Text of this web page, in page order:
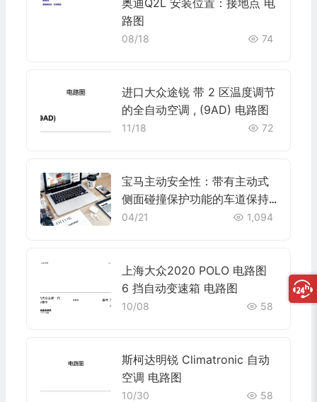
奥迪Q2L 安装位置：接地点 电
路图
08/18 74
进口大众途锐 带 2 区温度调节
的全自动空调 , (9AD) 电路图
11/18 72
宝马主动安全性：带有主动式
侧面碰撞保护功能的车道保持
辅助系统
04/21 1,094
上海大众2020 POLO 电路图
6 挡自动变速箱 电路图
10/08 58
斯柯达明锐 Climatronic 自动
空调 电路图
10/30 58